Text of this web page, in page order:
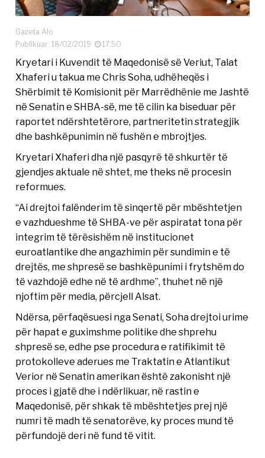
Gazeta Alo
Publikuar: 18/02/2019
17:50
Kryetari i Kuvendit të Maqedonisë së Veriut, Talat
Xhaferi u takua me Chris Soha, udhëheqës i
Shërbimit të Komisionit për Marrëdhënie me Jashtë
në Senatin e SHBA-së, me të cilin ka biseduar për
raportet ndërshtetërore, partneritetin strategjik
dhe bashkëpunimin në fushën e mbrojtjes.
Kryetari Xhaferi dha një pasqyrë të shkurtër të
gjendjes aktuale në shtet, me theks në procesin
reformues.
“Ai drejtoi falënderim të sinqertë për mbështetjen
e vazhdueshme të SHBA-ve për aspiratat tona për
integrim të tërësishëm në institucionet
euroatlantike dhe angazhimin për sundimin e të
drejtës, me shpresë se bashkëpunimi i frytshëm do
të vazhdojë edhe në të ardhme”, thuhet në një
njoftim për media, përcjell Alsat.
Ndërsa, përfaqësuesi nga Senati, Soha drejtoi urime
për hapat e guximshme politike dhe shprehu
shpresë se, edhe pse procedura e ratifikimit të
protokolleve aderues me Traktatin e Atlantikut
Verior në Senatin amerikan është zakonisht një
proces i gjatë dhe i ndërlikuar, në rastin e
Maqedonisë, për shkak të mbështetjes prej një
numri të madh të senatorëve, ky proces mund të
përfundojë deri në fund të vitit.